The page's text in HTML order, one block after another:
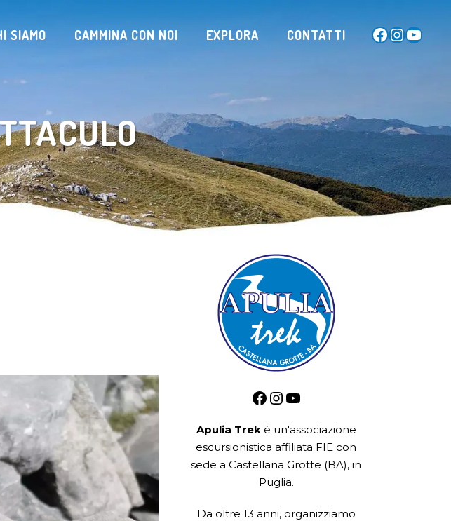
Facebook
Instagram
SIAMO CAMMINA CON NOI EXPLORA CONTATTI
Facebook
Instagram
YouTube
Apulia Trekè un'associazione
escursionistica affiliata FIE con
sede a Castellana Grotte (BA), in
Puglia.
Da oltre 13 anni, organizziamo